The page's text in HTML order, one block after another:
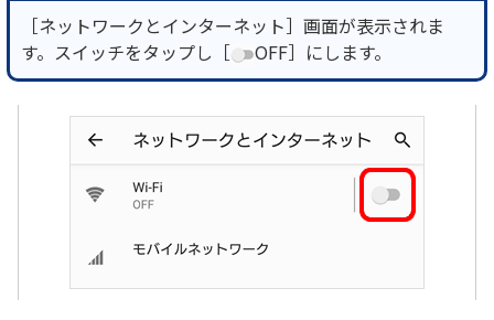
［ネットワークとインターネット］画面が表示されま
す。スイッチをタップし［
OFF］にします。